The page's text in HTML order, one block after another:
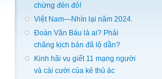
chừng đèn đỏ!
Việt Nam—Nhìn lại năm 2024.
Đoàn Văn Báu là ai? Phải
chăng kịch bản đã lộ dần?
Kinh hãi vụ giết 11 mạng người
và cái cười của kẻ thủ ác